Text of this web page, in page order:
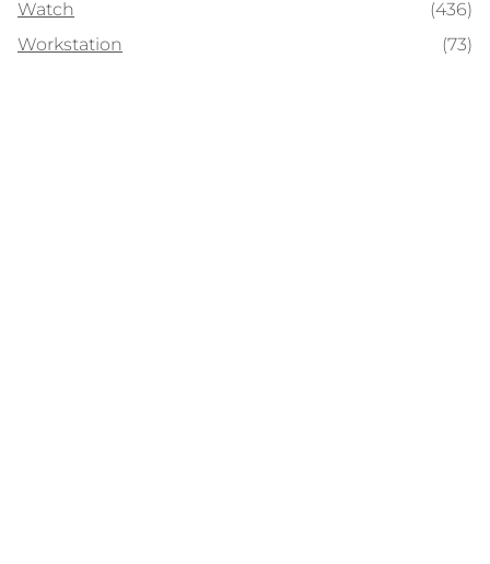
Watch
(436)
Workstation
(73)